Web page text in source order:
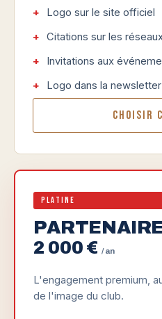
Logo sur le site officiel
Citations sur les
Invitations aux
Logo dans la
Choisir
Platine
2 000 € / an
L'engagement premium,
de l'image du club.